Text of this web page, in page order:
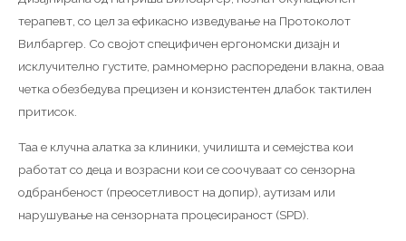
терапевт, со цел за ефикасно изведување на Протоколот
Вилбаргер. Со својот специфичен ергономски дизајн и
исклучително густите, рамномерно распоредени влакна, оваа
четка обезбедува прецизен и конзистентен длабок тактилен
притисок.
Таа е клучна алатка за клиники, училишта и семејства кои
работат со деца и возрасни кои се соочуваат со сензорна
одбранбеност (преосетливост на допир), аутизам или
нарушување на сензорната процесираност (SPD).